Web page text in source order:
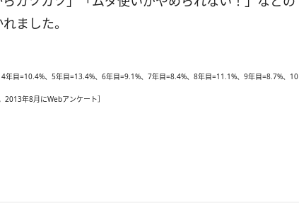
ました。
年目=10.4%、5年目=13.4%、6年目=9.1%、7年目=8.4%、8年目=11.1%、9年目=8.7%、10
年8月にWebアンケート］